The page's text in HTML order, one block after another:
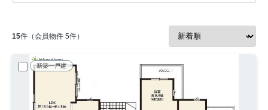
15件（会員物件 5件）
新築一戸建